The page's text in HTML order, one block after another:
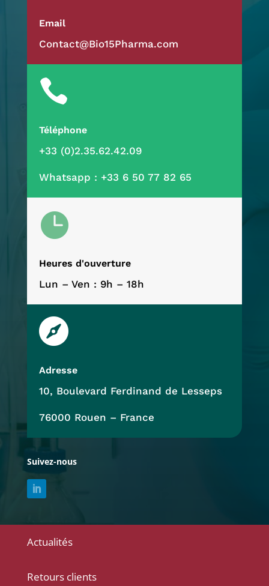
Email
Contact@Bio15Pharma.com

Téléphone
+33 (0)2.35.62.42.09
Whatsapp : +33 6 50 77 82 65

Heures d'ouverture
Lun – Ven : 9h – 18h

Adresse
10, Boulevard Ferdinand de Lesseps
76000 Rouen – France
Suivez-nous
Actualités
Retours clients